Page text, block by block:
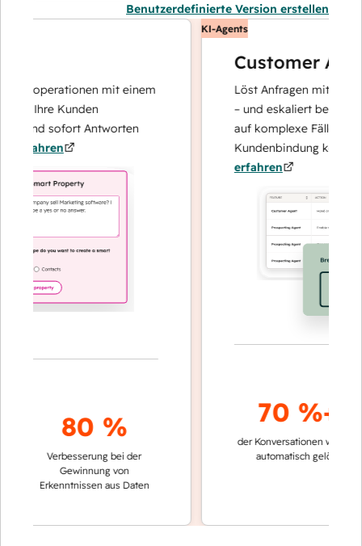
Benutzerdefinierte Version erstellen
mit einem
Ihre Kunden
sofort Antworten
80 %
Verbesserung bei der
Gewinnung von
Erkenntnissen aus Daten
KI-Agents
Customer Agent
Löst Anfragen mit
– und eskaliert bei Bedarf,
auf komplexe Fälle und
Kundenbindung
erfahren
70 %+
der Konversationen werden
automatisch gelöst